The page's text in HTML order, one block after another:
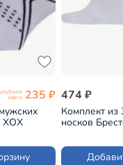
карте 235 ₽
ХОХ
474 ₽
Комплект из
носков